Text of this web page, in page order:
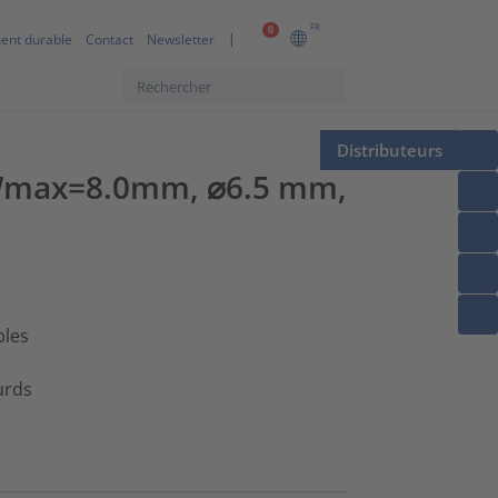
0 FR
durable Contact Newsletter
Distributeurs
⌀6.5 mm,